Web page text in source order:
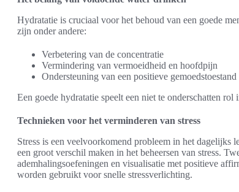
Hydratatie is cruciaal voor het behoud van een goede
zijn onder andere:
Verbetering van de concentratie
Vermindering van vermoeidheid en hoofdpijn
Ondersteuning van een positieve gemoedstoestand
Een goede hydratatie speelt een niet te onderschatten rol
Technieken voor het verminderen van stress
Stress is een veelvoorkomend probleem in het dagelijks
een groot verschil maken in het beheersen van stress.
ademhalingsoefeningen en visualisatie met positieve
worden gebruikt voor snelle stressverlichting.